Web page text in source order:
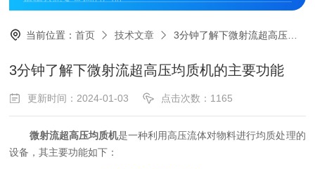
当前位置：首页 技术文章 3分钟了解下微射流超高压均质机的主要功能
3分钟了解下微射流超高压均质机的主要功能
更新时间：2024-01-03 点击次数：1165
微射流超高压均质机是一种利用高压流体对物料进行均质处理的
设备，其主要功能如下：